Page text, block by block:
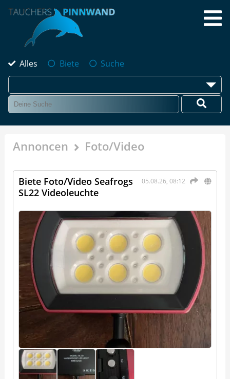
Alles Biete Suche
Annoncen Foto/Video
05.08.26, 08:12
Biete Foto/Video Seafrogs
SL22 Videoleuchte